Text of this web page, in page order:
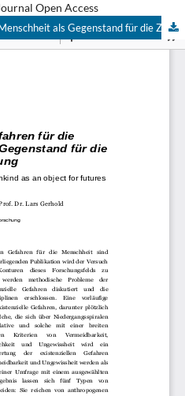
Open Access
Existentielle Gefahren für die Menschheit als Gegenstand für die Zukunftsforschung